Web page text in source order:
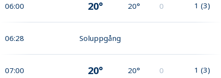
06:00 20° 20° 0 1 (3)
06:28 Soluppgång
07:00 20° 20° 0 1 (3)